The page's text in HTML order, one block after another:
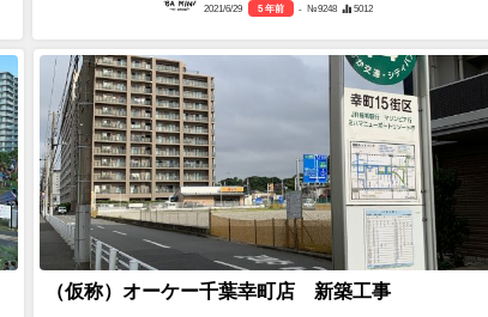
2021/6/29 5 年前 - №9248 5012
（仮称）オーケー千葉幸町店 新築工事